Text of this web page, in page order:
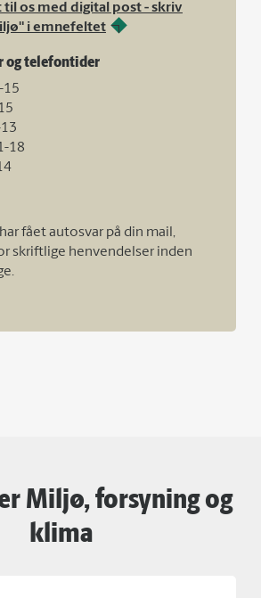
til os med digital post - skriv
i emnefeltet
og telefontider
15
18
fået autosvar på din mail,
skriftlige henvendelser inden
Miljø, forsyning og
klima